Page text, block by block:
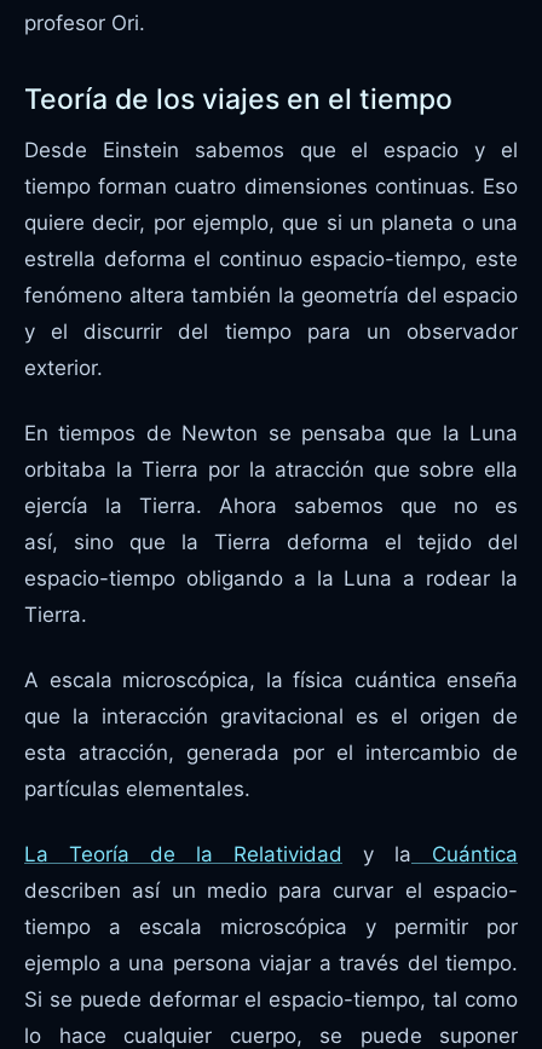
profesor Ori.
Teoría de los viajes en el tiempo
Desde Einstein sabemos que el espacio y el
tiempo forman cuatro dimensiones continuas. Eso
quiere decir, por ejemplo, que si un planeta o una
estrella deforma el continuo espacio-tiempo, este
fenómeno altera también la geometría del espacio
y el discurrir del tiempo para un observador
exterior.
En tiempos de Newton se pensaba que la Luna
orbitaba la Tierra por la atracción que sobre ella
ejercía la Tierra. Ahora sabemos que no es
así, sino que la Tierra deforma el tejido del
espacio-tiempo obligando a la Luna a rodear la
Tierra.
A escala microscópica, la física cuántica enseña
que la interacción gravitacional es el origen de
esta atracción, generada por el intercambio de
partículas elementales.
La Teoría de la Relatividad y la Cuántica
describen así un medio para curvar el espacio-
tiempo a escala microscópica y permitir por
ejemplo a una persona viajar a través del tiempo.
Si se puede deformar el espacio-tiempo, tal como
lo hace cualquier cuerpo, se puede suponer